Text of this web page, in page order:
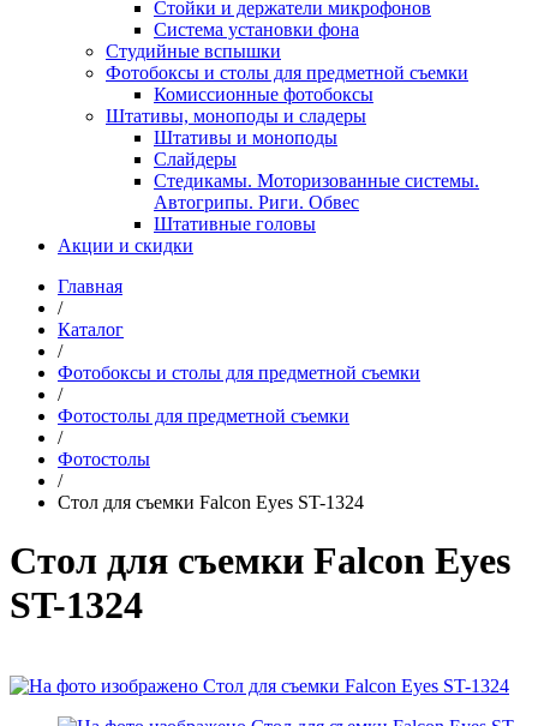
Стойки и держатели микрофонов
Система установки фона
Студийные вспышки
Фотобоксы и столы для предметной съемки
Комиссионные фотобоксы
Штативы, моноподы и сладеры
Штативы и моноподы
Слайдеры
Стедикамы. Моторизованные системы.
Автогрипы. Риги. Обвес
Штативные головы
Акции и скидки
Главная
/
Каталог
/
Фотобоксы и столы для предметной съемки
/
Фотостолы для предметной съемки
/
Фотостолы
/
Стол для съемки Falcon Eyes ST-1324
Стол для съемки Falcon Eyes
ST-1324